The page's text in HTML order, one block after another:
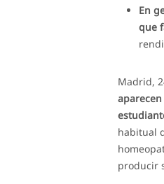
En
que
Madrid,
habitual
producir